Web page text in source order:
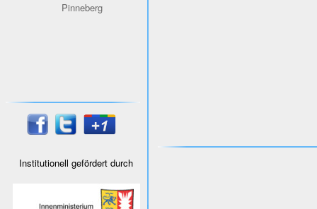
Pinneberg
Institutionell gefördert durch